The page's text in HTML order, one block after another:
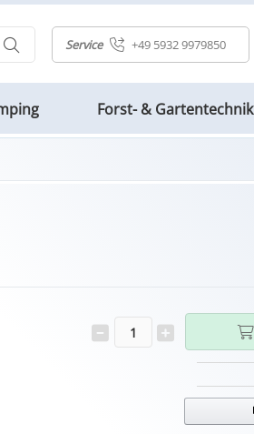
Service +49 5932 9979850
Forst- & Gartentechnik